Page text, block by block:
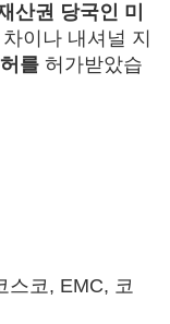
산권 당국인 미
이나 내셔널 지
를 허가받았습
스코, EMC, 코